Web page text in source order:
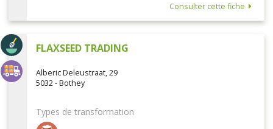
Consulter cette fiche
FLAXSEED TRADING
Alberic Deleustraat, 29
5032 - Bothey
Types de transformation